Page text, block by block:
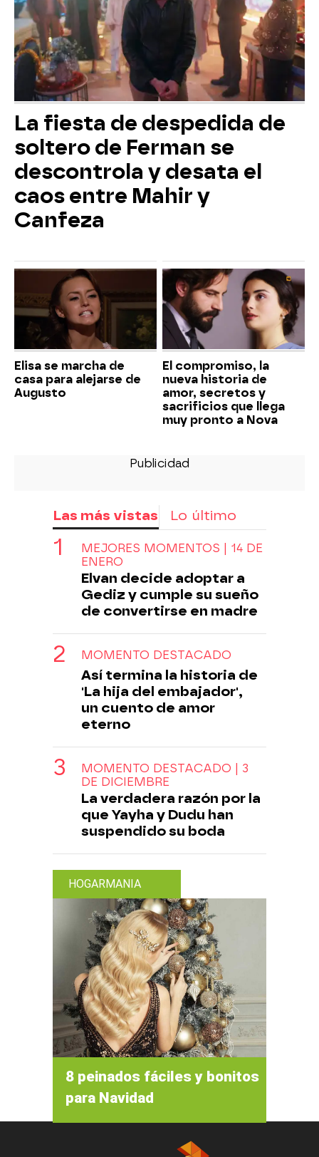
La fiesta de despedida de
soltero de Ferman se
descontrola y desata el
caos entre Mahir y
Canfeza
Elisa se marcha de
casa para alejarse de
Augusto
El compromiso, la
nueva historia de
amor, secretos y
sacrificios que llega
muy pronto a Nova
Las más vistas Lo último
MEJORES MOMENTOS | 14 DE
ENERO
Elvan decide adoptar a
Gediz y cumple su sueño
de convertirse en madre
MOMENTO DESTACADO
Así termina la historia de
'La hija del embajador',
un cuento de amor
eterno
MOMENTO DESTACADO | 3
DE DICIEMBRE
La verdadera razón por la
que Yayha y Dudu han
suspendido su boda
HOGARMANIA
8 peinados fáciles y bonitos
para Navidad